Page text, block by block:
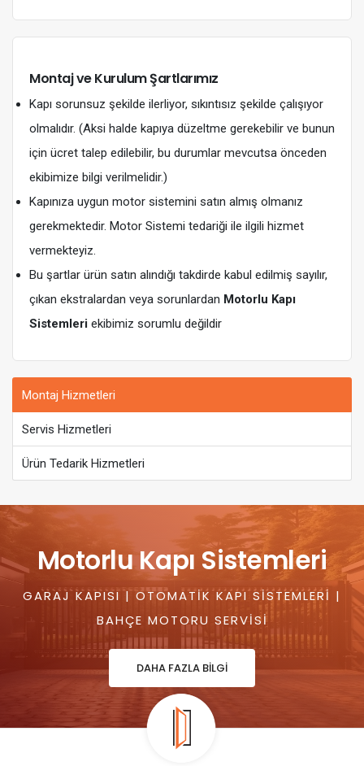
Montaj ve Kurulum Şartlarımız
Kapı sorunsuz şekilde ilerliyor, sıkıntısız şekilde çalışıyor
olmalıdır. (Aksi halde kapıya düzeltme gerekebilir ve bunun
için ücret talep edilebilir, bu durumlar mevcutsa önceden
ekibimize bilgi verilmelidir.)
Kapınıza uygun motor sistemini satın almış olmanız
gerekmektedir. Motor Sistemi tedariği ile ilgili hizmet
vermekteyiz.
Bu şartlar ürün satın alındığı takdirde kabul edilmiş sayılır,
çıkan ekstralardan veya sorunlardan Motorlu Kapı
Sistemleri ekibimiz sorumlu değildir
Montaj Hizmetleri
Servis Hizmetleri
Ürün Tedarik Hizmetleri
Motorlu Kapı Sistemleri
GARAJ KAPISI | OTOMATIK KAPI SISTEMLERI |
BAHÇE MOTORU SERVISI
DAHA FAZLA BİLGİ